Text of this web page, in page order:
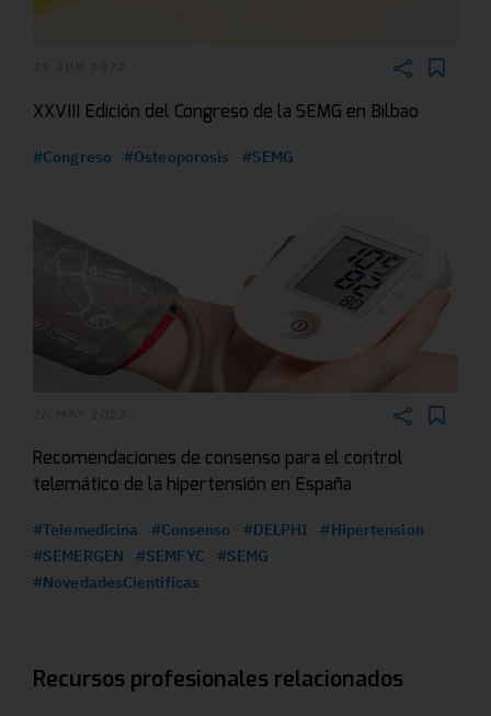
XXVIII Edición del Congreso de la SEMG en Bilbao
#Congreso #Osteoporosis #SEMG
Recomendaciones de consenso para el control
telemático de la hipertensión en España
#Telemedicina #Consenso #DELPHI
#Hipertension
#SEMERGEN
#SEMFYC
#SEMG
#NovedadesCientificas
Recursos profesionales relacionados